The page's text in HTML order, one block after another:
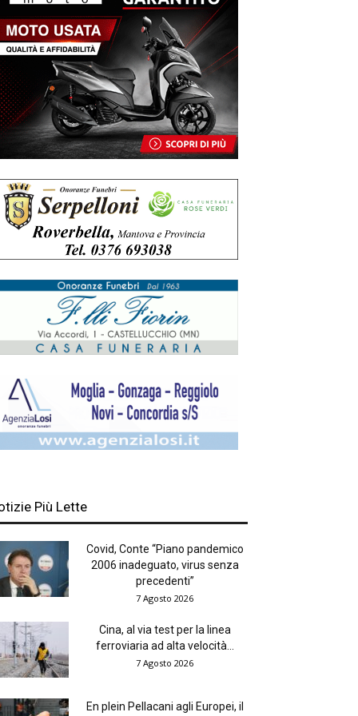
Più Lette
Covid, Conte “Piano pandemico
2006 inadeguato, virus senza
precedenti”
7 Agosto 2026
Cina, al via test per la linea
ferroviaria ad alta velocità...
7 Agosto 2026
En plein Pellacani agli Europei, il